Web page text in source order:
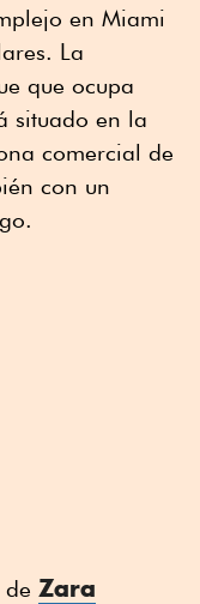
en Miami
La
que ocupa
situado en la
comercial de
con un
Zara